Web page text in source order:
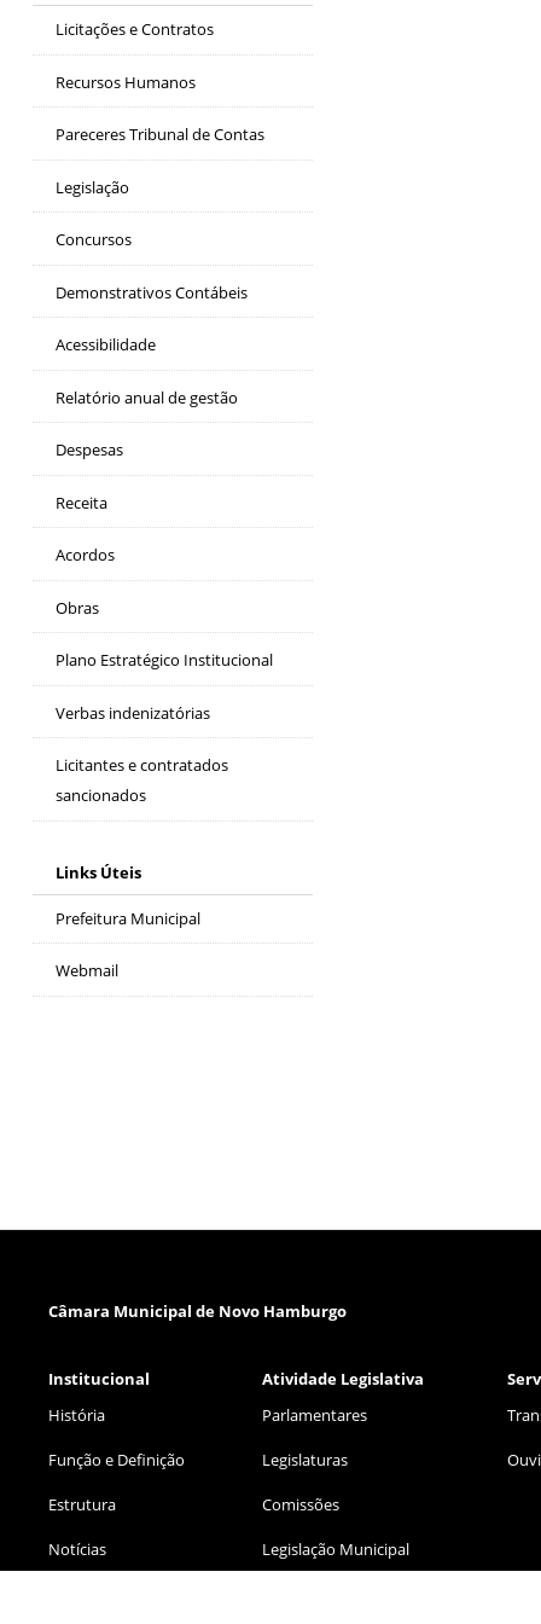
Licitações e Contratos
Recursos Humanos
Pareceres Tribunal de Contas
Legislação
Concursos
Demonstrativos Contábeis
Acessibilidade
Relatório anual de gestão
Despesas
Receita
Acordos
Obras
Plano Estratégico Institucional
Verbas indenizatórias
Licitantes e contratados
sancionados
Links Úteis
Prefeitura Municipal
Webmail
Câmara Municipal de Novo Hamburgo
Institucional Atividade Legislativa
História
Função e Definição
Estrutura
Notícias
Parlamentares
Legislaturas
Comissões
Legislação Municipal